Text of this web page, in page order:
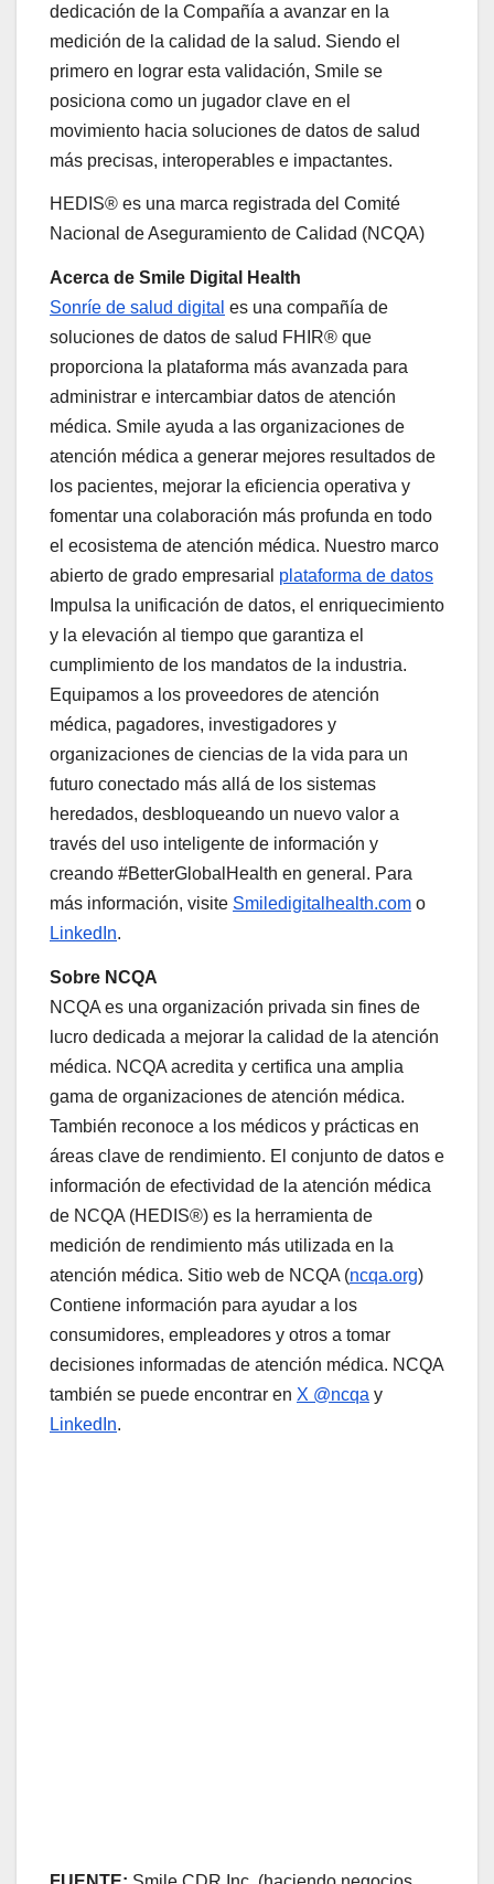
dedicación de la Compañía a avanzar en la
medición de la calidad de la salud. Siendo el
primero en lograr esta validación, Smile se
posiciona como un jugador clave en el
movimiento hacia soluciones de datos de salud
más precisas, interoperables e impactantes.
HEDIS® es una marca registrada del Comité
Nacional de Aseguramiento de Calidad (NCQA)
Acerca de Smile Digital Health
Sonríe de salud digital es una compañía de
soluciones de datos de salud FHIR® que
proporciona la plataforma más avanzada para
administrar e intercambiar datos de atención
médica. Smile ayuda a las organizaciones de
atención médica a generar mejores resultados de
los pacientes, mejorar la eficiencia operativa y
fomentar una colaboración más profunda en todo
el ecosistema de atención médica. Nuestro marco
abierto de grado empresarial plataforma de datos
Impulsa la unificación de datos, el enriquecimiento
y la elevación al tiempo que garantiza el
cumplimiento de los mandatos de la industria.
Equipamos a los proveedores de atención
médica, pagadores, investigadores y
organizaciones de ciencias de la vida para un
futuro conectado más allá de los sistemas
heredados, desbloqueando un nuevo valor a
través del uso inteligente de información y
creando #BetterGlobalHealth en general. Para
más información, visite Smiledigitalhealth.com o
LinkedIn.
Sobre NCQA
NCQA es una organización privada sin fines de
lucro dedicada a mejorar la calidad de la atención
médica. NCQA acredita y certifica una amplia
gama de organizaciones de atención médica.
También reconoce a los médicos y prácticas en
áreas clave de rendimiento. El conjunto de datos e
información de efectividad de la atención médica
de NCQA (HEDIS®) es la herramienta de
medición de rendimiento más utilizada en la
atención médica. Sitio web de NCQA (ncqa.org)
Contiene información para ayudar a los
consumidores, empleadores y otros a tomar
decisiones informadas de atención médica. NCQA
también se puede encontrar en X @ncqa y
LinkedIn.